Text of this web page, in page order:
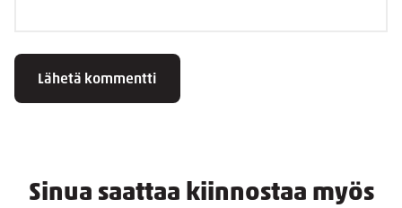
Sinua saattaa kiinnostaa myös